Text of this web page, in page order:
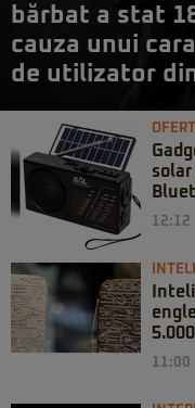
bărbat a stat
cauza unui
de utilizator
solar
12:12
11:00